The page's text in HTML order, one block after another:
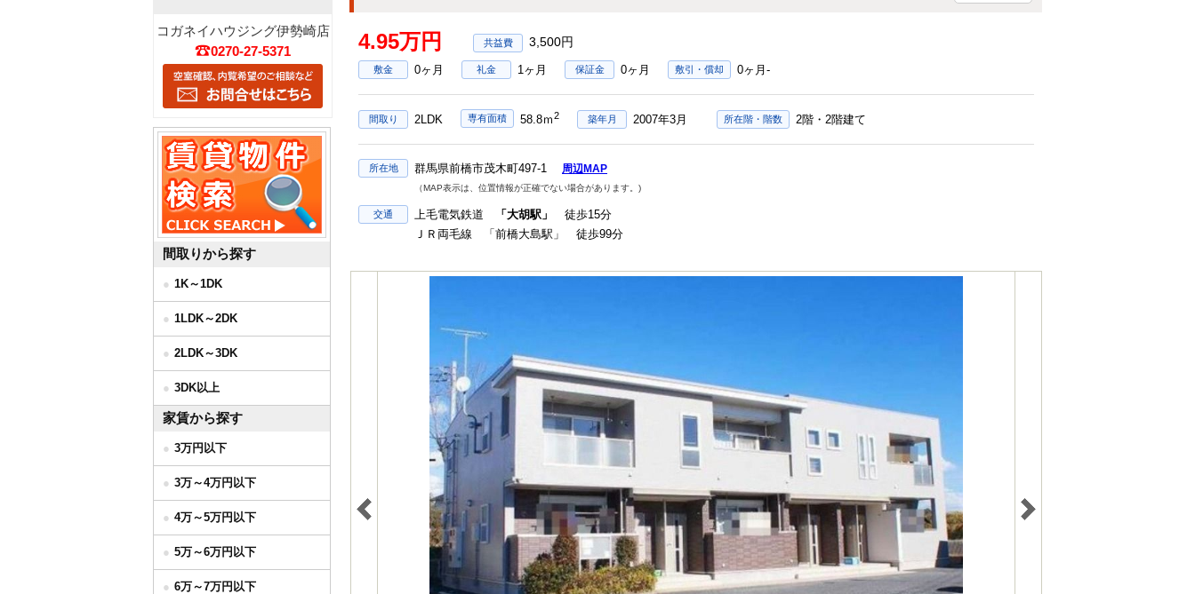
4.95万円 3,500円
敷金 0ヶ月 礼金 1ヶ月 保証金 0ヶ月 敷引・償却 0ヶ月-
間取り 2LDK 専有面積 58.8ｍ2 築年月 2007年3月 所在階・階数 2階・2階建て
所在地 群馬県前橋市茂木町497-1 周辺MAP
（MAP表示は、位置情報が正確でない場合があります。)
交通 上毛電気鉄道 「大胡駅」
徒歩15分
ＪＲ両毛線 「前橋大島駅」 徒歩99分
コガネイハウジング伊勢崎店
0270-27-5371
間取りから探す
1K～1DK
1LDK～2DK
2LDK～3DK
3DK以上
家賃から探す
3万円以下
3万～4万円以下
4万～5万円以下
5万～6万円以下
6万～7万円以下